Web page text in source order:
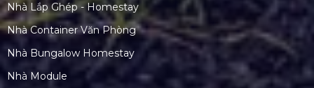
Nhà Lắp Ghép - Homestay
Nhà Container Văn Phòng
Nhà Bungalow Homestay
Nhà Module